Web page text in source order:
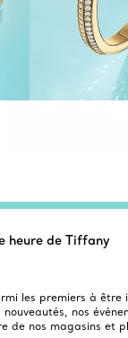
heure de Tiffany
les premiers à être
nouveautés, nos
de nos magasins et